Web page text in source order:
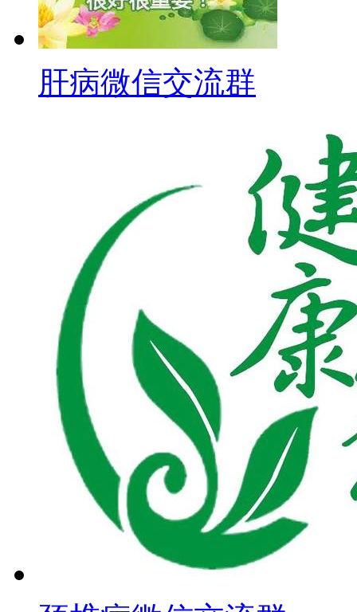
肝病微信交流群